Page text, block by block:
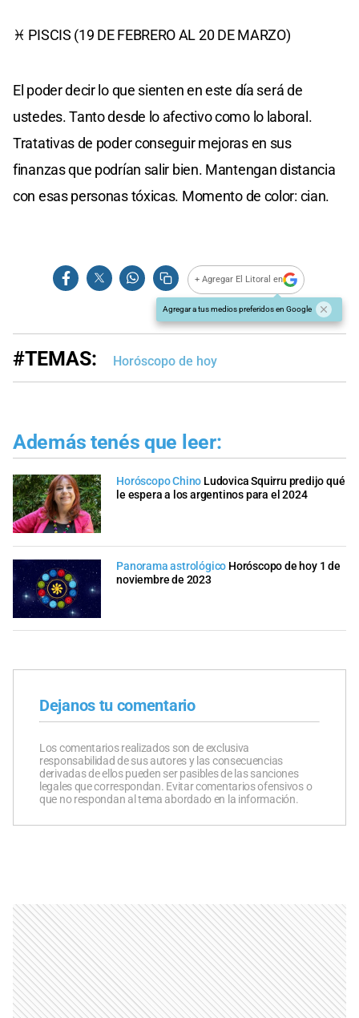
♓ PISCIS (19 DE FEBRERO AL 20 DE MARZO)
El poder decir lo que sienten en este día será de
ustedes. Tanto desde lo afectivo como lo laboral.
Tratativas de poder conseguir mejoras en sus
finanzas que podrían salir bien. Mantengan distancia
con esas personas tóxicas. Momento de color: cian.
+ Agregar El Litoral en
Agregar a tus medios preferidos en Google
#TEMAS: Horóscopo de hoy
Además tenés que leer:
Horóscopo Chino Ludovica Squirru predijo qué
le espera a los argentinos para el 2024
Panorama astrológico Horóscopo de hoy 1 de
noviembre de 2023
Dejanos tu comentario
Los comentarios realizados son de exclusiva
responsabilidad de sus autores y las consecuencias
derivadas de ellos pueden ser pasibles de las sanciones
legales que correspondan. Evitar comentarios ofensivos o
que no respondan al tema abordado en la información.